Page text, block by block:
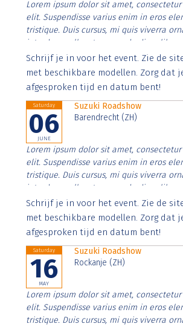
Lorem ipsum dolor sit amet,
elit. Suspendisse varius enim in eros
tristique. Duis cursus, mi quis viverra
interdum nulla, ut commodo diam
Aenean faucibus nibh et justo cursus id
imperdiet. Nunc ut sem vitae risus
Schrijf je in voor het event. Zie de
met beschikbare modellen. Zorg dat
afgesproken tijd en datum bent!
Saturday
06
JUNE
Suzuki Roadshow
Barendrecht (ZH)
Lorem ipsum dolor sit amet,
elit. Suspendisse varius enim in eros
tristique. Duis cursus, mi quis viverra
interdum nulla, ut commodo diam
Aenean faucibus nibh et justo cursus id
imperdiet. Nunc ut sem vitae risus
Schrijf je in voor het event. Zie de
met beschikbare modellen. Zorg dat
afgesproken tijd en datum bent!
Saturday
16
MAY
Suzuki Roadshow
Rockanje (ZH)
Lorem ipsum dolor sit amet,
elit. Suspendisse varius enim in eros
tristique. Duis cursus, mi quis viverra